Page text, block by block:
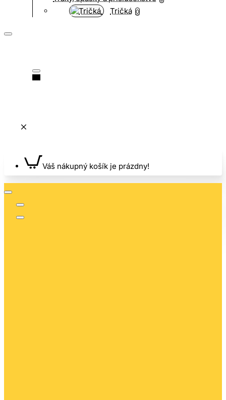
Tričká 0
Váš nákupný košík je prázdny!